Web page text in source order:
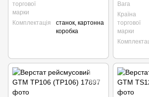
торгової
марки
Комплектація
станок, картонна
коробка
Вага
Країна
торгової
марки